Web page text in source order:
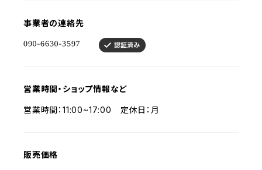
事業者の連絡先
営業時間・ショップ情報など
営業時間：11:00~17:00 定休日：月
販売価格